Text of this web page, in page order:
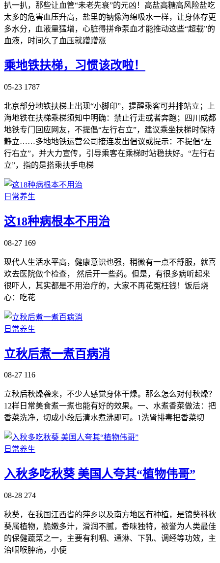
扒一扒，那些让血管“未老先衰”的元凶！高盐高糖高风险盐吃
太多的危害血压升高，盐里的钠像海绵吸水一样，让身体存更
多水分，血液量猛增，心脏得拼命泵血才能推动这些“超载”的
血液，时间久了血压就蹭蹭涨
乘地铁扶梯，习惯该改啦！
05-23 1787
北京部分地铁扶梯上出现“小脚印”，提醒乘客可并排站立；上
海地铁在扶梯乘梯须知中明确：禁止行走或者奔跑；四川成都
地铁专门回应网友，不提倡“左行右立”，建议乘坐扶梯时保持
静立……多地地铁运营公司接连发出倡议或提示：不提倡“左
行右立”，并大力宣传，引导乘客在乘梯时站稳扶好。“左行右
立”，指的是搭乘扶手电梯
日常养生
这18种病根本不用治
08-27 169
现代人生活水平高，健康意识也强，稍微有一点不舒服，就喜
欢去医院做个检查， 然后开一些药。但是，有很多病听起来
很吓人，其实都是不用治疗的，大家不再花冤枉钱！饭后烧
心：吃花
日常养生
立秋后煮一煮百病消
08-27 116
立秋后秋燥袭来，不少人感觉身体干燥。那么怎么对付秋燥？
12样日常美食煮一煮也能有好的效果。一、水煮香菜做法：把
香菜洗净，切成小段后清水煮沸即可。1洗肾排毒把香菜切
日常养生
入秋多吃秋葵 美国人夸其“植物伟哥”
08-28 274
秋葵，在我国江西省的萍乡以及南方地区有种植，是锦葵科秋
葵属植物，脆嫩多汁，滑润不腻，香味独特，被誉为人类最佳
的保健蔬菜之一，主要有利咽、通淋、下乳、调经等功效，主
治咽喉肿痛，小便